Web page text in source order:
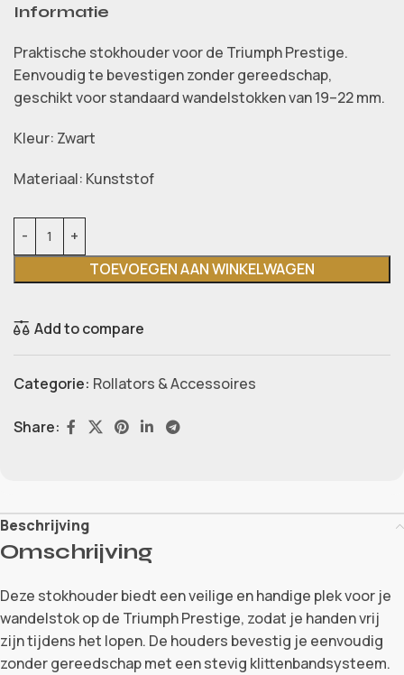
Informatie
Praktische stokhouder voor de Triumph Prestige.
Eenvoudig te bevestigen zonder gereedschap,
geschikt voor standaard wandelstokken van 19–22 mm.
Kleur: Zwart
Materiaal: Kunststof
TOEVOEGEN AAN WINKELWAGEN
Add to compare
Categorie: Rollators & Accessoires
Share:
Beschrijving
Omschrijving
Deze stokhouder biedt een veilige en handige plek voor je
wandelstok op de Triumph Prestige, zodat je handen vrij
zijn tijdens het lopen. De houders bevestig je eenvoudig
zonder gereedschap met een stevig klittenbandsysteem.